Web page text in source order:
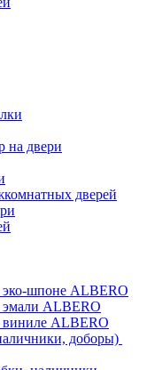
на двери
дверей
шпоне ALBERO
ALBERO
ALBERO
доборы)